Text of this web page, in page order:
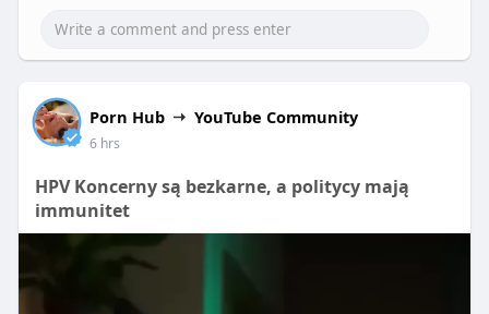
至於清潔與維護，整體難度屬於中等。我需要定期清理
並不複雜，只要按照說明書就能完成。
IQOS主機的性能是否符合期待？
性能方面，IQOS煙機
https://www.iqosdevice52.com/的加熱速度通常能
夠滿足我的需求，基本上在幾十秒內就能準備好。不
過，相較於傳統香煙的濃厚煙霧，IQOS所產生的煙霧
菸的決心與行為。
https://www.geekbarzf.com/
能在短時間內滿足吸菸
慾望，尤其是在社交場合或想吸菸卻不方便的時候，確
實有替煙效果。一些人更分享，搭配逐步降低尼古丁濃
度的策略，對減少傳統香菸吸食量有幫助。
可能會讓尼古丁依賴延長，若沒有設定明確戒菸計畫，
可能只是將吸菸方式換成電子煙而已。因此，如果目標
是真正戒菸，建議搭配專業戒菸輔助，如行為療法或戒
Porn Hub YouTube Community
6 hrs
HPV Koncerny są bezkarne, a politycy mają
immunitet